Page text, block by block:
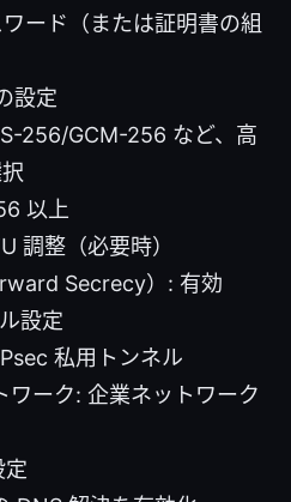
ード（または証明書の組
設定
256/GCM-256 など、高
以上
調整（必要時）
Secrecy）: 有効
設定
私用トンネル
ワーク: 企業ネットワーク
定